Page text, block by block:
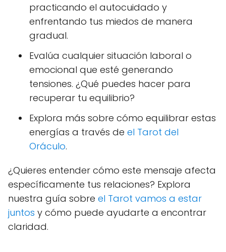
practicando el autocuidado y
enfrentando tus miedos de manera
gradual.
Evalúa cualquier situación laboral o
emocional que esté generando
tensiones. ¿Qué puedes hacer para
recuperar tu equilibrio?
Explora más sobre cómo equilibrar estas
energías a través de el Tarot del
Oráculo.
¿Quieres entender cómo este mensaje afecta
específicamente tus relaciones? Explora
nuestra guía sobre el Tarot vamos a estar
juntos y cómo puede ayudarte a encontrar
claridad.